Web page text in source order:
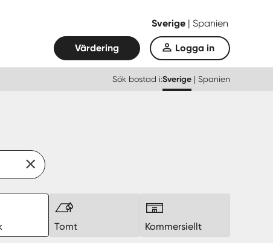
Sverige | Spanien
Värdering Logga in
Sök bostad i:Sverige | Spanien
Tomt Kommersiellt